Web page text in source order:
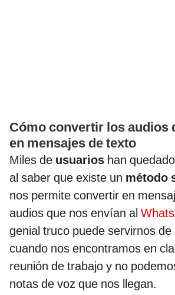
Cómo convertir los audios
en mensajes de texto
Miles de usuarios han
al saber que existe un método
nos permite convertir en
audios que nos envían al
genial truco puede servirnos
cuando nos encontramos en
reunión de trabajo y no
notas de voz que nos llegan.